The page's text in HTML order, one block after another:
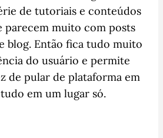
de tutoriais e conteúdos
parecem muito com posts
blog. Então fica tudo muito
do usuário e permite
de pular de plataforma em
em um lugar só.